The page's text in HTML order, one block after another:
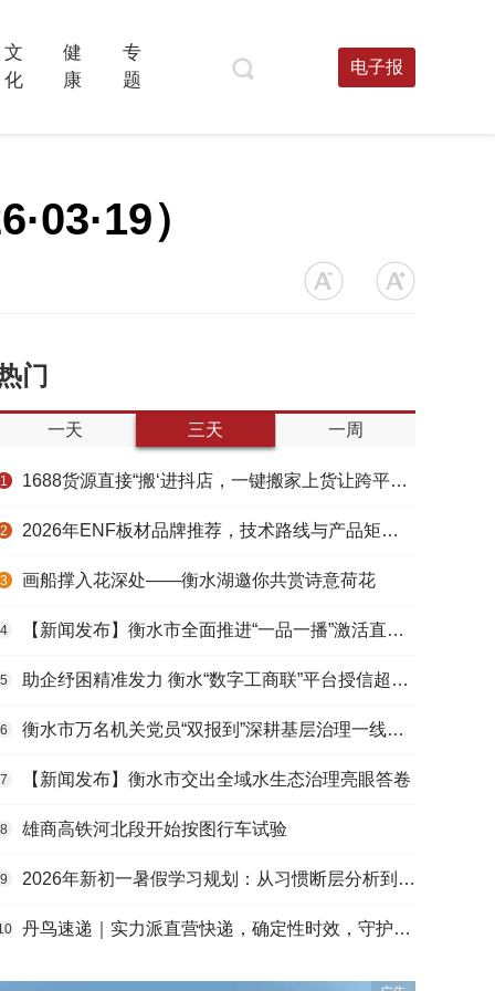
文
化
健
康
专
题
电子报
）
门
一天 三天 一周
1 1688货源直接“搬‘进抖店，一键搬家上货让跨平台选品不再割裂
2 2026年ENF板材品牌推荐，技术路线与产品矩阵梳理
3 画船撑入花深处——衡水湖邀你共赏诗意荷花
4 【新闻发布】衡水市全面推进“一品一播”激活直播电商发展新动能
5 助企纾困精准发力 衡水“数字工商联”平台授信超165亿元
6 衡水市万名机关党员“双报到”深耕基层治理一线观察
7 【新闻发布】衡水市交出全域水生态治理亮眼答卷
8 雄商高铁河北段开始按图行车试验
9 2026年新初一暑假学习规划：从习惯断层分析到衔接课程选择的完整路径
丹鸟速递｜实力派直营快递，确定性时效，守护高端货品寄递